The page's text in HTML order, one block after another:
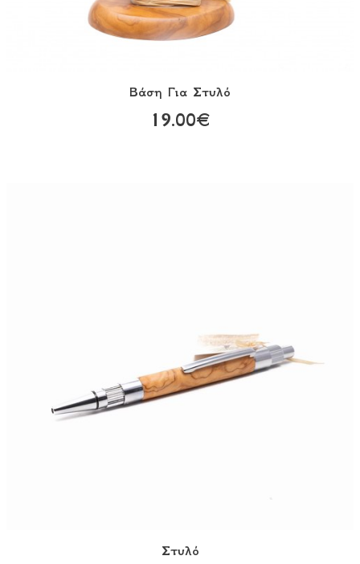
Βάση Για Στυλό
19.00€
Στυλό